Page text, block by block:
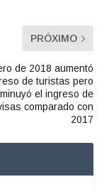
PRÓXIMO
de 2018 aumentó
de turistas pero
el ingreso de
comparado con
2017